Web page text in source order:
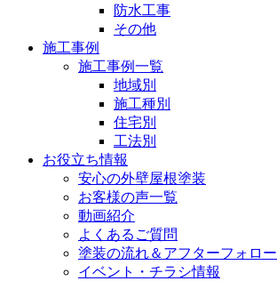
防水工事
その他
施工事例
施工事例一覧
地域別
施工種別
住宅別
工法別
お役立ち情報
安心の外壁屋根塗装
お客様の声一覧
動画紹介
よくあるご質問
塗装の流れ＆アフターフォロー
イベント・チラシ情報